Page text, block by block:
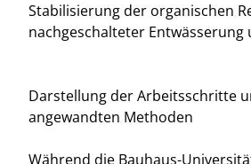
Stabilisierung der organischen
nachgeschalteter Entwässerung
Darstellung der Arbeitsschritte
angewandten Methoden
Während die Bauhaus-